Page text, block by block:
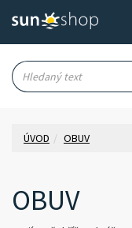
ÚVOD OBUV
OBUV